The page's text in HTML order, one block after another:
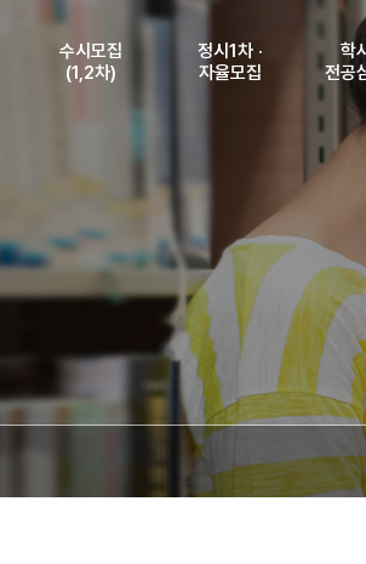
수시모집
(1,2차)
지원자격
인터넷 원서접수
등록안내
(수험표출력)
(고지서출력)
정시1차 ·
자율모집
모집일정 및 인원
전형안내 및
지원자격
인터넷 원서접수
등록안내
원서접수조회
(수험표출력)
합격자조회
(고지서출력)
등록금납부확인
학
전공
학
전공심
합
(고
등록